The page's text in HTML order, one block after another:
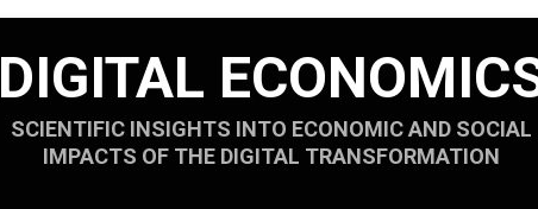
DIGITAL
SCIENTIFIC INSIGHTS INTO ECONOMIC AND SOCIAL
IMPACTS OF THE DIGITAL TRANSFORMATION